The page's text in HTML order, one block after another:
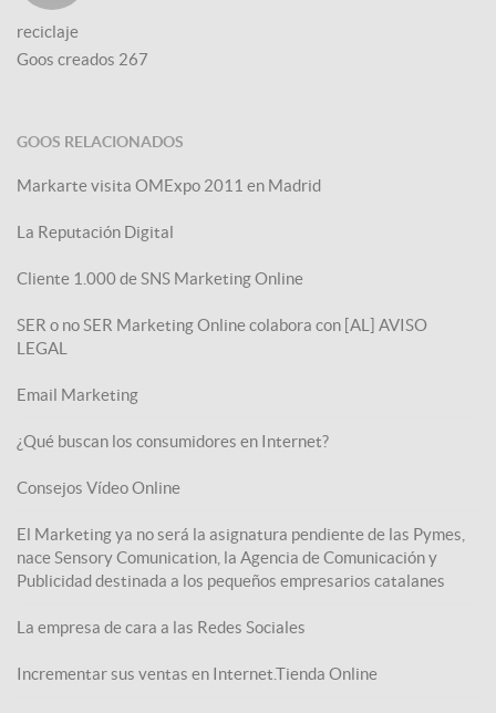
reciclaje
Goos creados 267
GOOS RELACIONADOS
Markarte visita OMExpo 2011 en Madrid
La Reputación Digital
Cliente 1.000 de SNS Marketing Online
SER o no SER Marketing Online colabora con [AL] AVISO
LEGAL
Email Marketing
¿Qué buscan los consumidores en Internet?
Consejos Vídeo Online
El Marketing ya no será la asignatura pendiente de las Pymes,
nace Sensory Comunication, la Agencia de Comunicación y
Publicidad destinada a los pequeños empresarios catalanes
La empresa de cara a las Redes Sociales
Incrementar sus ventas en Internet.Tienda Online